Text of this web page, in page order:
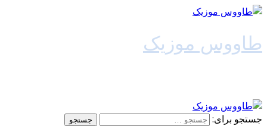
طاووس موزیک
جستجو برای: